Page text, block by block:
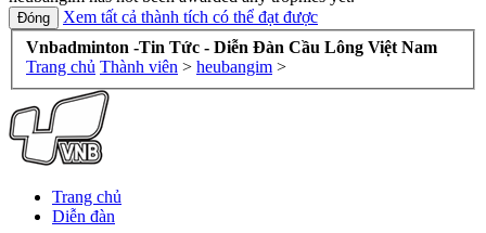
Xem tất cả thành tích có thể đạt được
Vnbadminton -Tin Tức - Diễn Đàn Cầu Lông Việt Nam
Trang chủ Thành viên > heubangim >
Trang chủ
Diễn đàn